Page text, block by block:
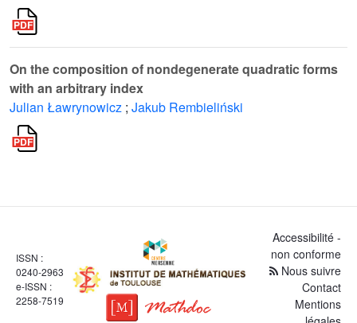
On the composition of nondegenerate quadratic forms
with an arbitrary index
Julian Ławrynowicz ; Jakub Rembieliński
ISSN :
0240-2963
e-ISSN :
2258-7519
Accessibilité -
non conforme
Nous suivre
Contact
Mentions